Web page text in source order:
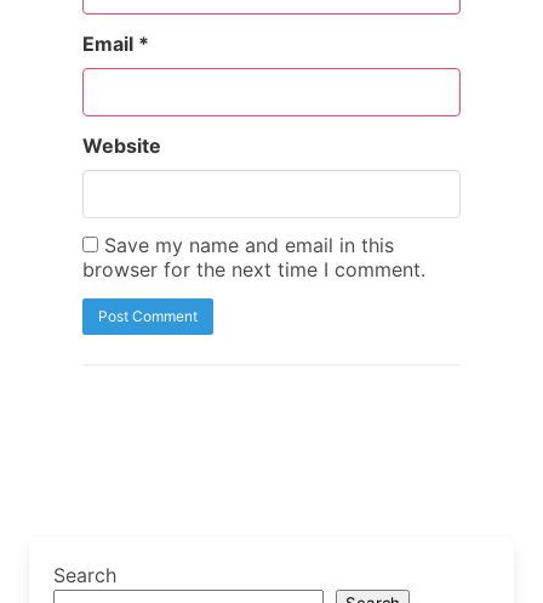
Email *
Website
Save my name and email in this
browser for the next time I comment.
Search